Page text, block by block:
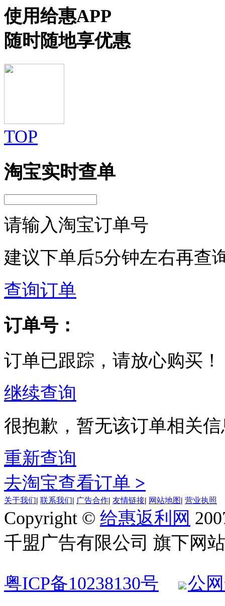
使用给惠APP
随时随地享优惠
TOP
淘宝实时查单
请输入淘宝订单号
建议下单后5分钟左右再查
查询订单
订单号：
订单已跟踪，请放心购买！
继续查询
很抱歉，暂无该订单相关
重新查询
去淘宝查看订单 >
关于我们 联系我们 广告合作 友情链接 网站地图 营业执照
Copyright © 给惠返利网
千盟广告有限公司 旗下网
粤ICP备10238130号 公